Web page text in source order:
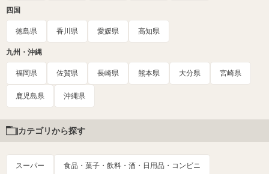
四国
徳島県 香川県 愛媛県 高知県
九州・沖縄
福岡県 佐賀県 長崎県 熊本県 大分県 宮崎県
鹿児島県 沖縄県
カテゴリから探す
スーパー 食品・菓子・飲料・酒・日用品・コンビニ